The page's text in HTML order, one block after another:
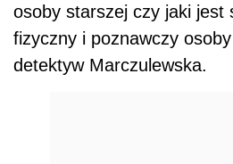
osoby starszej czy jaki jest
fizyczny i poznawczy
detektyw Marczulewska.